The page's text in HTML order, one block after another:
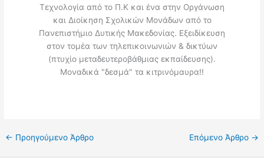
Τεχνολογία από το Π.Κ και ένα στην Οργάνωση
και Διοίκηση Σχολικών Μονάδων από το
Πανεπιστήμιο Δυτικής Μακεδονίας. Εξειδίκευση
στον τομέα των τηλεπικοινωνιών & δικτύων
(πτυχίο μεταδευτεροβάθμιας εκπαίδευσης).
Μοναδικά "δεσμά" τα κιτρινόμαυρα!!
← Προηγούμενο Άρθρο Επόμενο Άρθρο →